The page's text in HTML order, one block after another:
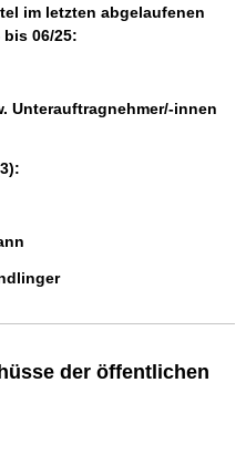
im letzten abgelaufenen
06/25:
Unterauftragnehmer/-innen
der öffentlichen